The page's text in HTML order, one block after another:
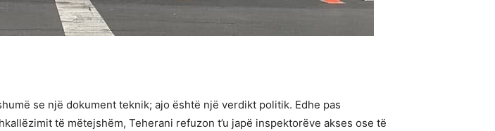
se një dokument teknik; ajo është një verdikt politik. Edhe pas
të mëtejshëm, Teherani refuzon t’u japë inspektorëve akses ose të